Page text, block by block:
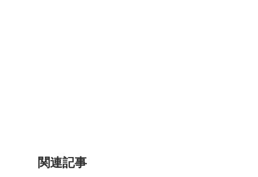
関連記事